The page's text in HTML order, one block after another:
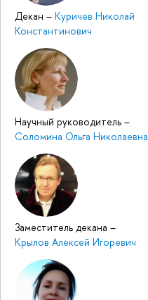
Декан – Куричев Николай
Константинович
Научный руководитель –
Соломина Ольга Николаевна
Заместитель декана –
Крылов Алексей Игоревич